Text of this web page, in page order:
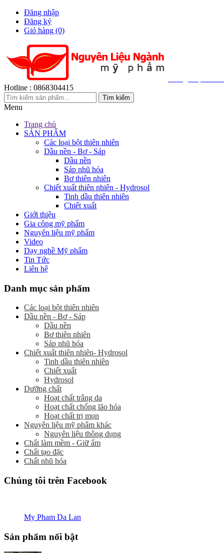
Đăng nhập
Đăng ký
Giỏ hàng (0)
Hotline : 0868304415
Menu
Trang chủ
SẢN PHẨM
Các loại bột thiên nhiên
Dầu nền - Bơ - Sáp
Dầu nền
Sáp nhũ hóa
Bơ thiên nhiên
Chiết xuất thiên nhiên - Hydrosol
Tinh dầu thiên nhiên
Chiết xuất
Giới thiệu
Gia công mỹ phẩm
Nguyên liệu mỹ phẩm
Video
Dạy nghề Mỹ phẩm
Tin Tức
Liên hệ
Danh mục sản phẩm
Các loại bột thiên nhiên
Dầu nền - Bơ - Sáp
Dầu nền
Bơ thiên nhiên
Sáp nhũ hóa
Chiết xuất thiên nhiên- Hydrosol
Tinh dầu thiên nhiên
Chiết xuất
Hydrosol
Dưỡng chất
Hoạt chất trắng da
Hoạt chất chống lão hóa
Hoạt chất trị mụn
Nguyên liệu mỹ phẩm khác
Nguyên liệu thông dụng
Chất làm mềm - Giữ ẩm
Chất tạo đặc
Chất nhũ hóa
Chúng tôi trên Facebook
My Pham Da Lan
Sản phẩm nổi bật